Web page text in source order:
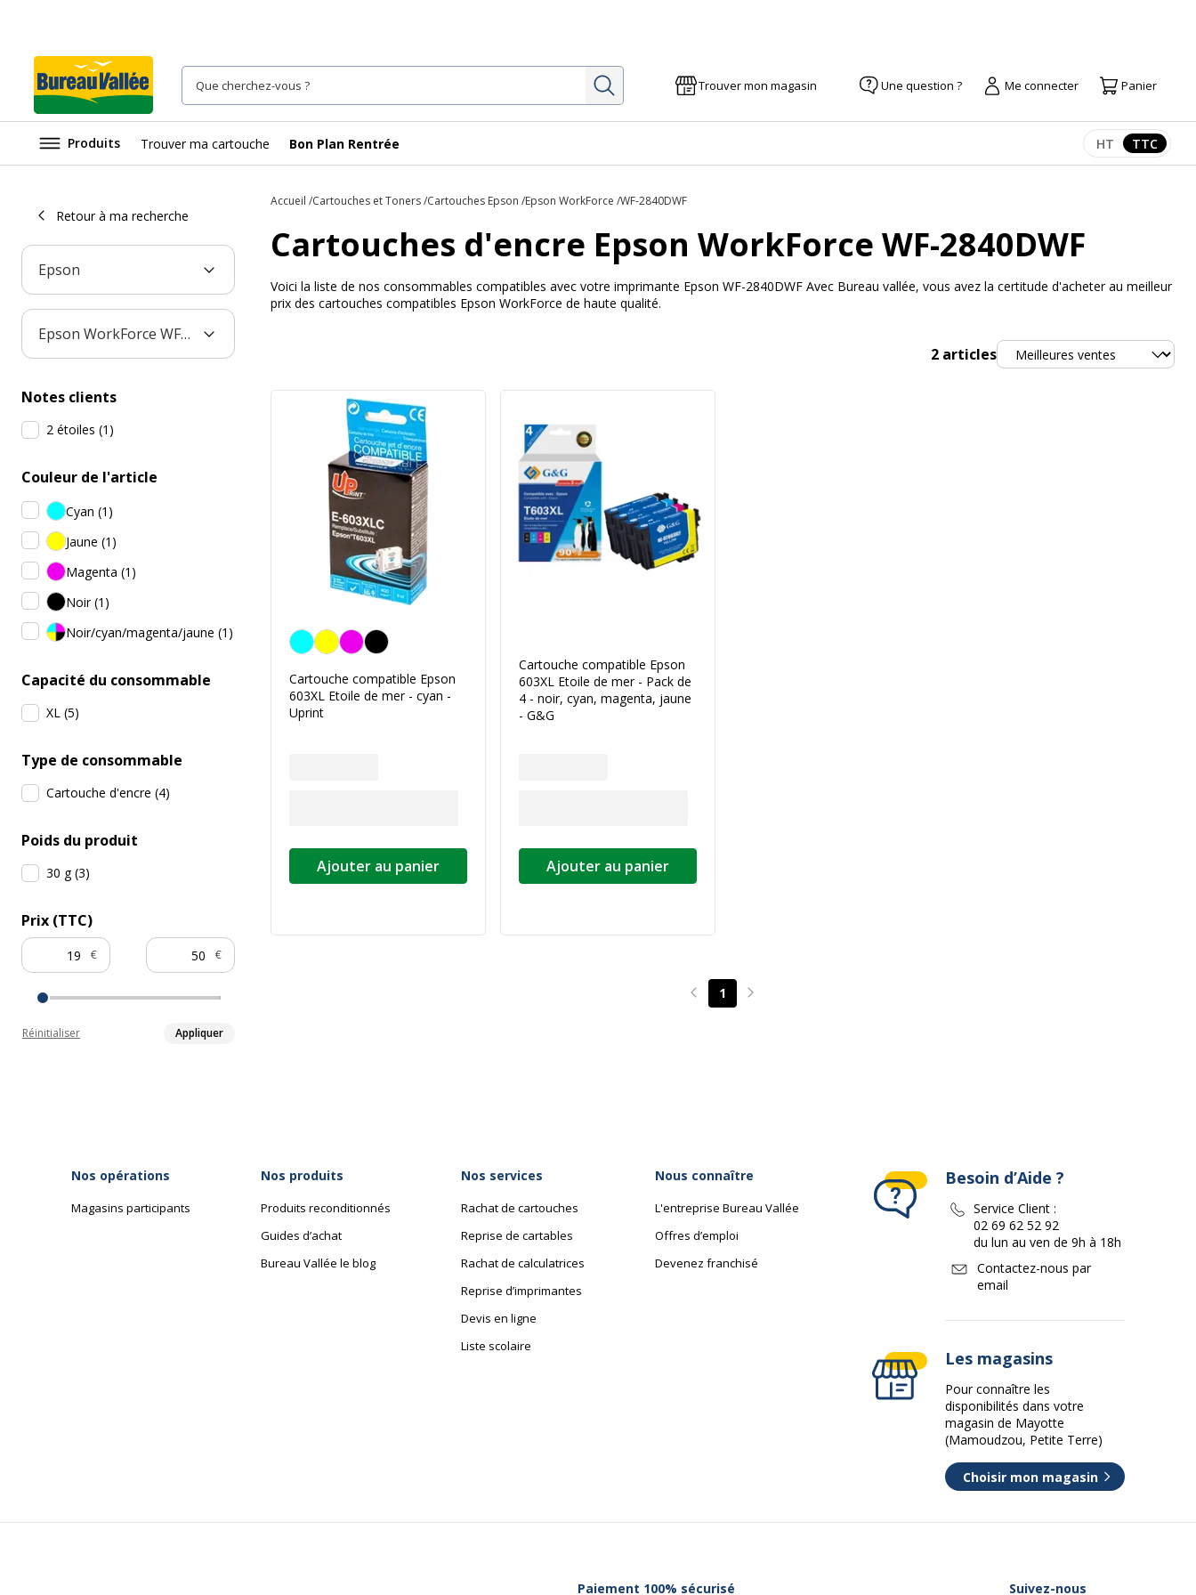
Rechercher Trouver mon magasin Une question ? Me connecter Panier
Produits Trouver ma cartouche Bon Plan Rentrée Afficher les
HT TTC
Retour à ma recherche
Epson
Epson WorkForce WF-2840DWF
Notes clients
2 étoiles (1 )
Couleur de l'article
Cyan (1 )
Jaune (1 )
Magenta (1 )
Noir(1 )
Noir/cyan/magenta/jaune (1 )
Capacité du consommable
XL (5)
Type de consommable
Cartouche d'encre (4)
Poids du produit
30 g(3)
Prix (TTC)
€ €
Réinitialiser Appliquer
Accueil Cartouches et Toners Cartouches Epson Epson WorkForce WF-2840DWF
Cartouches d'encre Epson WorkForce WF-2840DWF
Voici la liste de nos consommables compatibles avec votre imprimante Epson WF-2840DWF Avec Bureau vallée, vous avez la certitude d'acheter au meilleur
prix des cartouches compatibles Epson WorkForce de haute qualité.
2 articlesTrier
Cyan
Cartouche compatible Epson
603XL Etoile de mer - cyan -
Uprint
Ajouter au panier
Cartouche compatible Epson
603XL Etoile de mer - Pack de
4 - noir, cyan, magenta, jaune
- G&G
Ajouter au panier
Page précédente
1 Page suivante
Nos opérations
Magasins participants
Nos produits
Produits reconditionnés
Guides d’achat
Bureau Vallée le blog
Nos services
Rachat de cartouches
Reprise de cartables
Rachat de calculatrices
Reprise d’imprimantes
Devis en ligne
Liste scolaire
Nous connaître
L'entreprise Bureau Vallée
Offres d’emploi
Devenez franchisé
Besoin d’Aide ?
Service Client :
02 69 62 52 92
du lun au ven de 9h à 18h
Contactez-nous par
email
Les magasins
Pour connaître les
disponibilités dans votre
magasin de Mayotte
(Mamoudzou, Petite Terre)
Choisir mon magasin
Paiement 100% sécurisé Suivez-nous